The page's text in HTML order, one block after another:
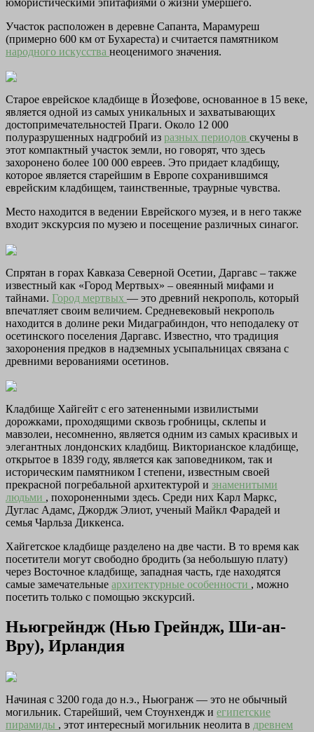
юмористическими эпитафиями о жизни умершего.
Участок расположен в деревне Сапанта, Марамуреш
(примерно 600 км от Бухареста) и считается памятником
народного искусства неоценимого значения.
Старое еврейское кладбище в Йозефове, основанное в 15 веке,
является одной из самых уникальных и захватывающих
достопримечательностей Праги. Около 12 000
полуразрушенных надгробий из разных периодов скучены в
этот компактный участок земли, но говорят, что здесь
захоронено более 100 000 евреев. Это придает кладбищу,
которое является старейшим в Европе сохранившимся
еврейским кладбищем, таинственные, траурные чувства.
Место находится в ведении Еврейского музея, и в него также
входит экскурсия по музею и посещение различных синагог.
Спрятан в горах Кавказа Северной Осетии, Даргавс – также
известный как «Город Мертвых» – овеянный мифами и
тайнами. Город мертвых — это древний некрополь, который
впечатляет своим величием. Средневековый некрополь
находится в долине реки Мидаграбиндон, что неподалеку от
осетинского поселения Даргавс. Известно, что традиция
захоронения предков в надземных усыпальницах связана с
древними верованиями осетинов.
Кладбище Хайгейт с его затененными извилистыми
дорожками, проходящими сквозь гробницы, склепы и
мавзолеи, несомненно, является одним из самых красивых и
элегантных лондонских кладбищ. Викторианское кладбище,
открытое в 1839 году, является как заповедником, так и
историческим памятником I степени, известным своей
прекрасной погребальной архитектурой и знаменитыми
людьми , похороненными здесь. Среди них Карл Маркс,
Дуглас Адамс, Джордж Элиот, ученый Майкл Фарадей и
семья Чарльза Диккенса.
Хайгетское кладбище разделено на две части. В то время как
посетители могут свободно бродить (за небольшую плату)
через Восточное кладбище, западная часть, где находятся
самые замечательные архитектурные особенности , можно
посетить только с помощью экскурсий.
Ньюгрейндж (Нью Грейндж, Ши-ан-
Вру), Ирландия
Начиная с 3200 года до н.э., Ньюгранж — это не обычный
могильник. Старейший, чем Стоунхендж и египетские
пирамиды , этот интересный могильник неолита в древнем